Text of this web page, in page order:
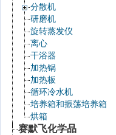
分散机
研磨机
旋转蒸发仪
离心
干浴器
加热锅
加热板
循环冷水机
培养箱和振荡培养箱
烘箱
赛默飞化学品